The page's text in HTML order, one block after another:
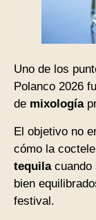
Uno de los
Polanco 2026
de mixología
El objetivo no
cómo la
tequilacuando
bien
festival.